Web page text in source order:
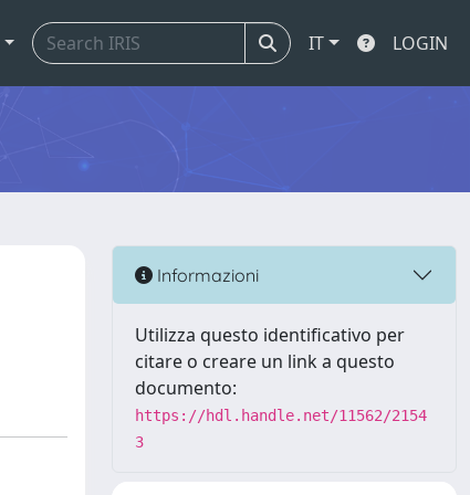
IT LOGIN
Informazioni
Utilizza questo identificativo per
citare o creare un link a questo
documento:
https://hdl.handle.net/11562/2154
3